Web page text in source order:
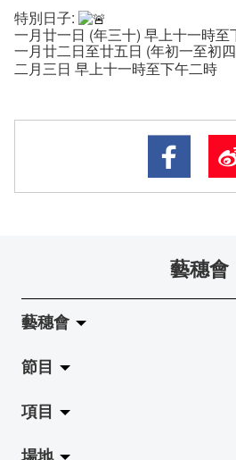
特別日子:
一月廿一日 (年三十) 早上十一時至
一月廿二日至廿五日 (年初一至初
二月三日 早上十一時至下午二時
藝穗會
藝穗會
關於藝穗會
藝穗會的演化
使命與宗旨
節目
拉闊
展覽
項目
Jazz-Go-Central, Jazz-Go-Fringe